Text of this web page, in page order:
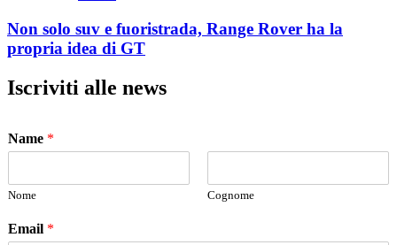
Non solo suv e fuoristrada, Range Rover ha la
propria idea di GT
Iscriviti alle news
Name *
Nome Cognome
Email *